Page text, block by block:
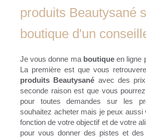
produits Beautysané
boutique d'un
Je vous donne ma boutiqueen ligne
La première est que vous
produits Beautysané avec des
seconde raison est que vous
pour toutes demandes sur les
souhaitez acheter mais je peux aussi
fonction de votre objectif et de votre
pour vous donner des pistes et